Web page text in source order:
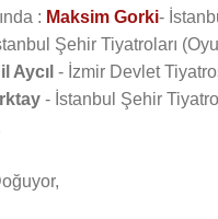
: Maksim Gorki-
Şehir Tiyatroları
Aycıl - İzmir Devlet
- İstanbul Şehir